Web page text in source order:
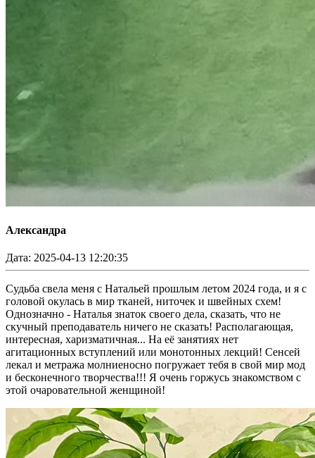
Александра
Дата: 2025-04-13 12:20:35
Судьба свела меня с Натальей прошлым летом 2024 года, и я с
головой окулась в мир тканей, ниточек и швейных схем!
Однозначно - Наталья знаток своего дела, сказать, что не
скучный преподаватель ничего не сказать! Располагающая,
интересная, харизматичная... На её занятиях нет
агитационных вступлений или монотонных лекций! Сенсей
лекал и метража молниеносно погружает тебя в свой мир мод
и бесконечного творчества!!! Я очень горжусь знакомством с
этой очаровательной женщиной!